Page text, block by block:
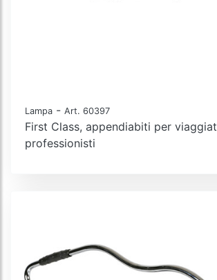
Lampa - Art. 60397
First Class, appendiabiti per
professionisti